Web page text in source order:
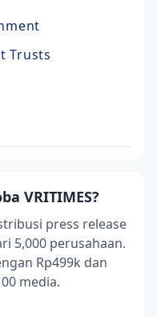
Trusts
VRITIMES?
press release
5,000 perusahaan.
Rp499k dan
media.